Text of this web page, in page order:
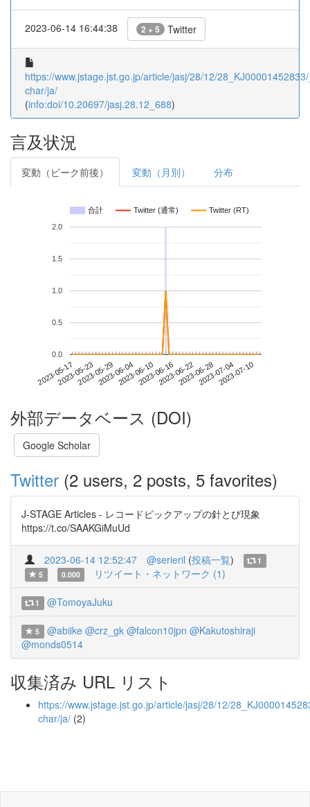
2023-06-14 16:44:38 2 + 5 Twitter
https://www.jstage.jst.go.jp/article/jasj/28/12/
char/ja/
(info:doi/10.20697/jasj.28.12_688)
言及状況
変動（ピーク前後） 変動（月別） 分布
合計 Twitter (通常) Twitter (RT)
2023-05-172023-05-232023-05-292023-06-042023-06-102023-06-162023-06-222023-06-282023-07-042023-07-10
0.0
0.5
1.0
1.5
2.0
外部データベース (DOI)
Google Scholar
Twitter (2 users, 2 posts, 5 favorites)
J-STAGE Articles - レコードピックアップの針とび現象
https://t.co/SAAKGiMuUd
2023-06-14 12:52:47 @serieril (投稿一覧)
1
5
0.000 リツイート・ネットワーク (1)
1 @TomoyaJuku
5 @abiike @crz_gk @falcon10jpn @Kakutoshiraji
@monds0514
収集済み URL リスト
https://www.jstage.jst.go.jp/article/jasj/28/12/
char/ja/ (2)